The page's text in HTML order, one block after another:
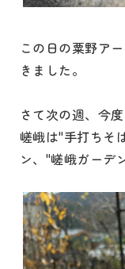
この日の粟野ア
きました。
さて次の週、今
嵯峨は"手打ちそ
ン、"嵯峨ガーデ